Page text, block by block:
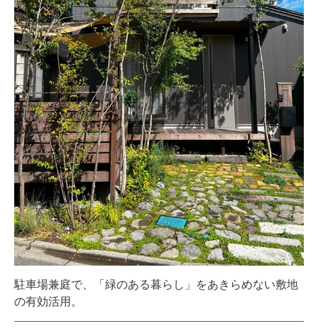
駐車場兼庭で、「緑のある暮らし」をあきらめない敷地
の有効活用。